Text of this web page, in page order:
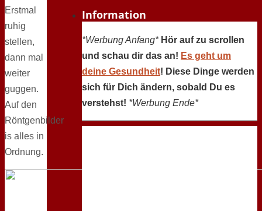
Erstmal
ruhig
stellen,
dann mal
weiter
guggen.
Auf den
Röntgenbilder
is alles in
Ordnung.
Information
*Werbung Anfang* Hör auf zu scrollen
und schau dir das an! Es geht um
deine Gesundheit! Diese Dinge werden
sich für Dich ändern, sobald Du es
verstehst! *Werbung Ende*